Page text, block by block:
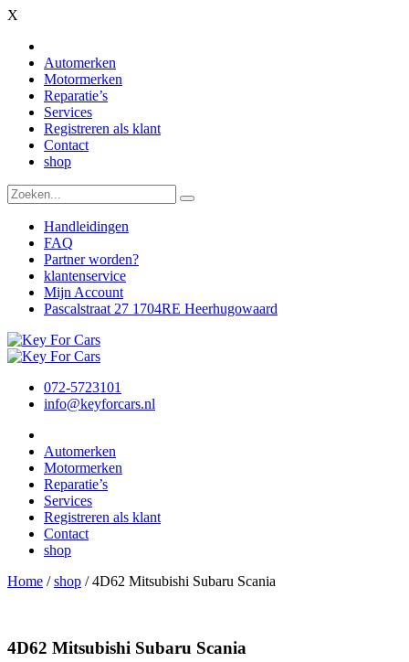
X
Automerken
Motormerken
Reparatie’s
Services
Registreren als klant
Contact
shop
Handleidingen
FAQ
Partner worden?
klantenservice
Mijn Account
Pascalstraat 27 1704RE Heerhugowaard
072-5723101
info@keyforcars.nl
Automerken
Motormerken
Reparatie’s
Services
Registreren als klant
Contact
shop
Home /shop /4D62 Mitsubishi Subaru Scania
4D62 Mitsubishi Subaru Scania